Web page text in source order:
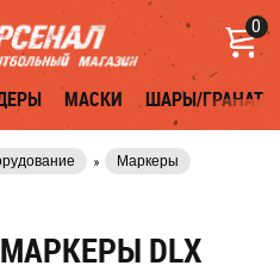
0
МАСКИ ШАРЫ/ГРАНАТЫ
Маркеры
DLX